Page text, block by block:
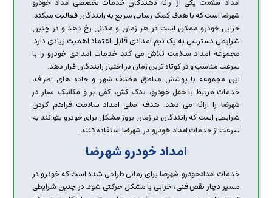
امداد سلامت یکی از ارائه دهندگان خدمات تخصصی امداد خودرو
شهرضااست که با هدف کمک رسانی سریع به رانندگان فعالیت میکند.
خرابی خودرو ممکن است در هر زمان و مکانی رخ دهد و در چنین
شرایطی دسترسی به یک تیم امدادی قابل اعتماد اهمیت زیادی دارد.
مجموعه امداد سلامت تلاش می کند خدمات امدادی خودرو را با
سرعت مناسب و در کوتاه ترین زمان در اختیار رانندگان قرار دهد.
این مجموعه با پوشش مناطق مختلف شهر و جاده های اطراف،
خدمات مرتبط باحمل خودرو، یدک کش، کفی بر و مکانیک سیار در
شهرضا را ارائه می دهد. هدف اصلی امداد سلامت فراهم کردن
شرایطی است که رانندگان در زمان بروز مشکل برای خودرو بتوانند به
سرعت از خدمات امداد خودرو در شهرضااستفاده کنند.
امداد خودرو شهرضا
خدمات امدادخودرو شهرضا برای زمانی طراحی شده است که خودرو در
مسیر دچار نقص فنی، خرابی یا مشکل حرکتی شود. در چنین شرایطی